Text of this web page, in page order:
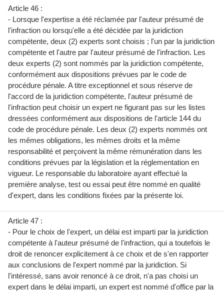
Article 46 :
- Lorsque l'expertise a été réclamée par l'auteur présumé de
l'infraction ou lorsqu'elle a été décidée par la juridiction
compétente, deux (2) experts sont choisis ; l'un par la juridiction
compétente et l'autre par l'auteur présumé de l'infraction. Les
deux experts (2) sont nommés par la juridiction compétente,
conformément aux dispositions prévues par le code de
procédure pénale. A titre exceptionnel et sous réserve de
l'accord de la juridiction compétente, l'auteur présumé de
l'infraction peut choisir un expert ne figurant pas sur les listes
dressées conformément aux dispositions de l'article 144 du
code de procédure pénale. Les deux (2) experts nommés ont
les mêmes obligations, les mêmes droits et la même
responsabilité et perçoivent la même rémunération dans les
conditions prévues par la législation et la réglementation en
vigueur. Le responsable du laboratoire ayant effectué la
première analyse, test ou essai peut être nommé en qualité
d'expert, dans les conditions fixées par la présente loi.
Article 47 :
- Pour le choix de l'expert, un délai est imparti par la juridiction
compétente à l'auteur présumé de l'infraction, qui a toutefois le
droit de renoncer explicitement à ce choix et de s'en rapporter
aux conclusions de l'expert nommé par la juridiction. Si
l'intéressé, sans avoir renoncé à ce droit, n'a pas choisi un
expert dans le délai imparti, un expert est nommé d'office par la